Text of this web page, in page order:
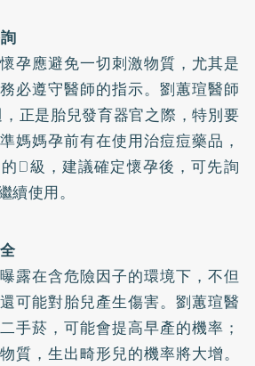
孕應避免一切刺激物質，尤其是
必遵守醫師的指示。劉蕙瑄醫師
正是胎兒發育器官之際，特別要
媽媽孕前有在使用治痘痘藥品，
D級，建議確定懷孕後，可先詢
續使用。
露在含危險因子的環境下，不但
可能對胎兒產生傷害。劉蕙瑄醫
手菸，可能會提高早產的機率；
質，生出畸形兒的機率將大增。